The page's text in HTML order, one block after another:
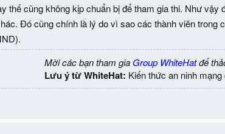
thế cũng không kịp chuẩn bị để tham gia thi. Như
Đó cũng chính là lý do vì sao các thành viên
Mời các bạn tham gia Group WhiteHatđể
Lưu ý từ WhiteHat: Kiến thức an ninh